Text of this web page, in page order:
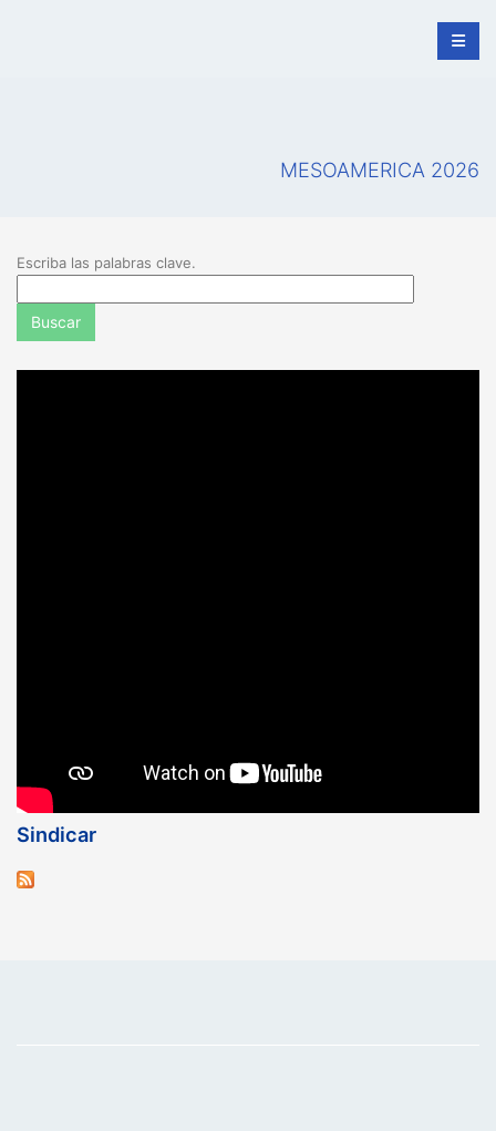
MESOAMERICA 2026
Escriba las palabras clave.
Sindicar